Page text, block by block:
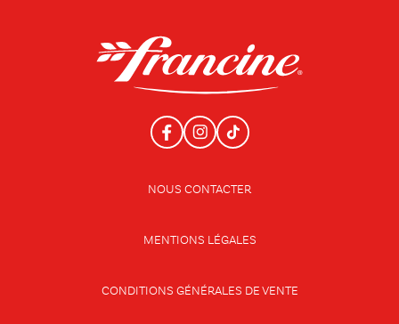
NOUS CONTACTER
MENTIONS LÉGALES
CONDITIONS GÉNÉRALES DE VENTE